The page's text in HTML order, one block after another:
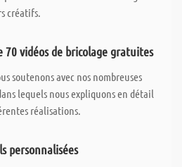
créatifs.
70 vidéos de bricolage gratuites
soutenons avec nos nombreuses
lequels nous expliquons en détail
réalisations.
personnalisées